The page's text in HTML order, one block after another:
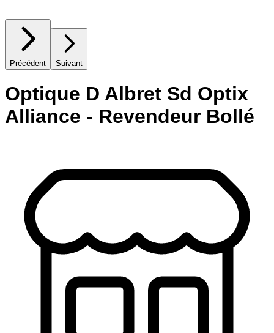
Précédent Suivant
Optique D Albret Sd Optix
Alliance - Revendeur Bollé